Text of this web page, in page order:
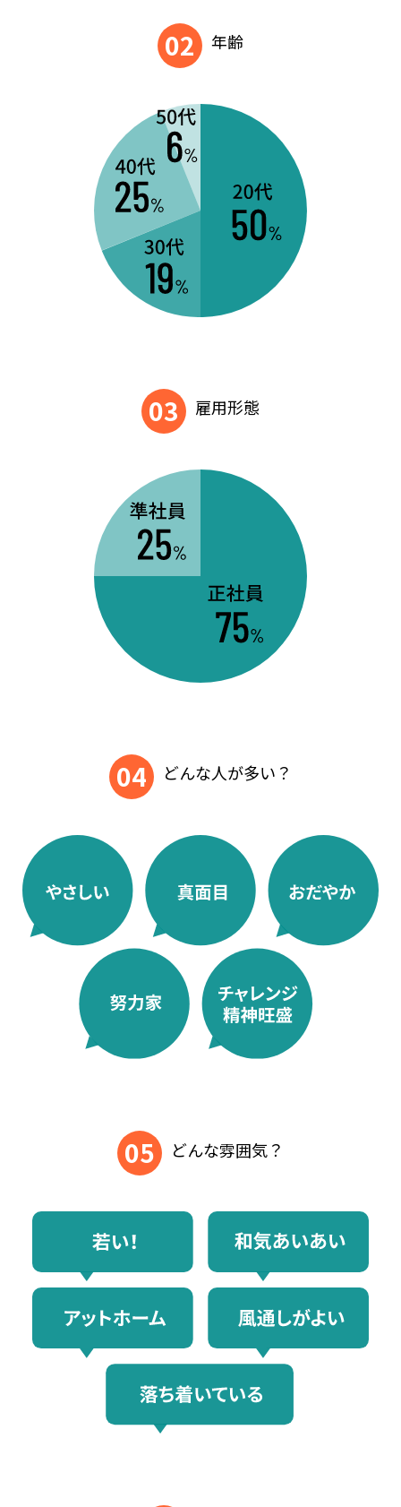
02 年齢
03 雇用形態
04 どんな人が多い？
05 どんな雰囲気？